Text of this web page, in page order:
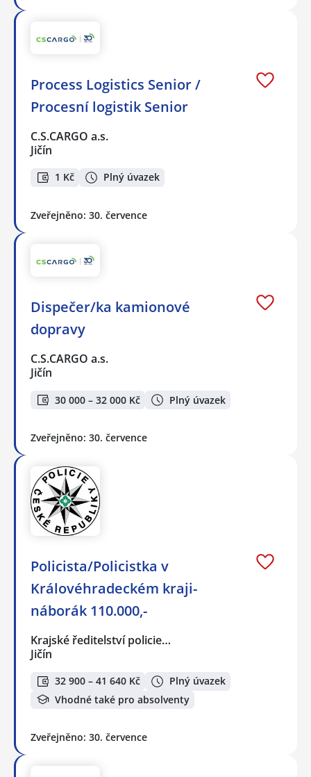
Process Logistics Senior /
Procesní logistik Senior
C.S.CARGO a.s.
Jičín
1 Kč Plný úvazek
Zveřejněno: 30. července
Dispečer/ka kamionové
dopravy
C.S.CARGO a.s.
Jičín
30 000 – 32 000 Kč Plný úvazek
Zveřejněno: 30. července
Policista/Policistka v
Královéhradeckém kraji-
náborák 110.000,-
Krajské ředitelství policie…
Jičín
32 900 – 41 640 Kč
Plný úvazek
Vhodné také pro absolventy
Zveřejněno: 30. července